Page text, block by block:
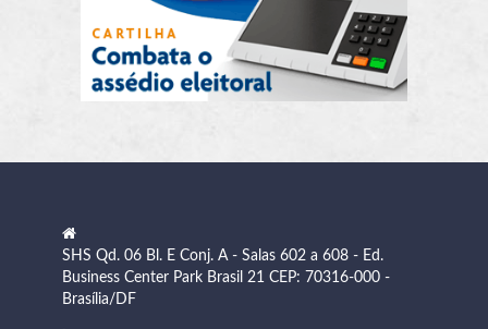
SHS Qd. 06 Bl. E Conj. A - Salas 602 a 608 - Ed.
Business Center Park Brasil 21 CEP: 70316-000 -
Brasília/DF